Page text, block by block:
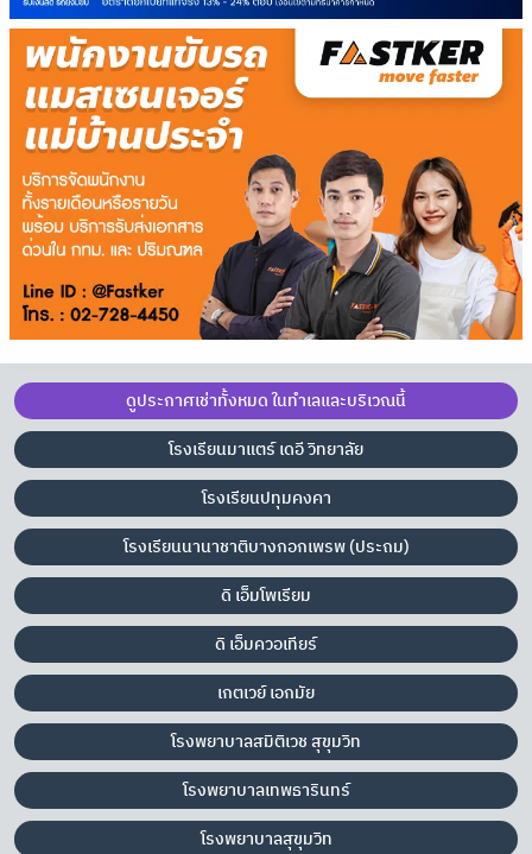
ดูประกาศเช่าทั้งหมด ในทำเลและบริเวณนี้
โรงเรียนมาแตร์ เดอี วิทยาลัย
โรงเรียนปทุมคงคา
โรงเรียนนานาชาติบางกอกเพรพ (ประถม)
ดิ เอ็มโพเรียม
ดิ เอ็มควอเทียร์
เกตเวย์ เอกมัย
โรงพยาบาลสมิติเวช สุขุมวิท
โรงพยาบาลเทพธารินทร์
โรงพยาบาลสุขุมวิท